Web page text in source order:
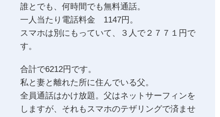
誰とでも、何時間でも無料通話。
一人当たり電話料金 1147円。
スマホは別にもっていて、３人で２７７１円で
す。
合計で6212円です。
私と妻と離れた所に住んでいる父。
全員通話はかけ放題。父はネットサーフィンを
しますが、それもスマホのテザリングで済ませ